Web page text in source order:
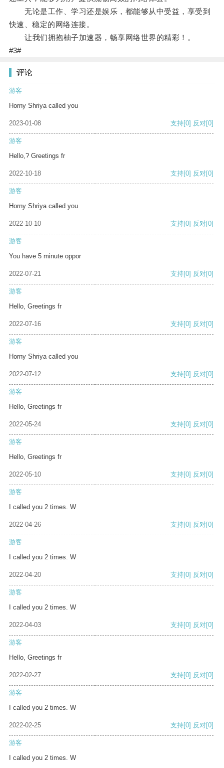
无论是工作、学习还是娱乐，都能够从中受益，享受到
快速、稳定的网络连接。
让我们拥抱柚子加速器，畅享网络世界的精彩！。
#3#
评论
游客
Horny Shriya called you
2023-01-08 支持[0] 反对[0]
游客
Hello,? Greetings fr
2022-10-18 支持[0] 反对[0]
游客
Horny Shriya called you
2022-10-10 支持[0] 反对[0]
游客
You have 5 minute oppor
2022-07-21 支持[0] 反对[0]
游客
Hello, Greetings fr
2022-07-16 支持[0] 反对[0]
游客
Horny Shriya called you
2022-07-12 支持[0] 反对[0]
游客
Hello, Greetings fr
2022-05-24 支持[0] 反对[0]
游客
Hello, Greetings fr
2022-05-10 支持[0] 反对[0]
游客
I called you 2 times. W
2022-04-26 支持[0] 反对[0]
游客
I called you 2 times. W
2022-04-20 支持[0] 反对[0]
游客
I called you 2 times. W
2022-04-03 支持[0] 反对[0]
游客
Hello, Greetings fr
2022-02-27 支持[0] 反对[0]
游客
I called you 2 times. W
2022-02-25 支持[0] 反对[0]
游客
I called you 2 times. W